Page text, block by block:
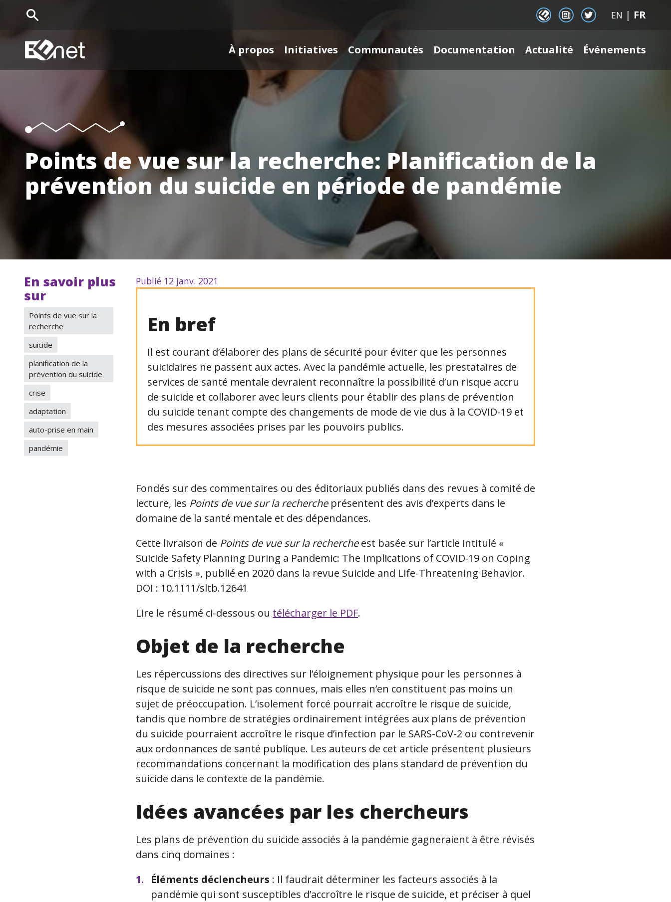
EENet Connect
Newsletter signup
TwitterEN | FR
EENet Home À propos Initiatives Communautés Documentation Actualité Événements
Points de vue sur la recherche: Planification de la
prévention du suicide en période de pandémie
En savoir plus
sur
Points de vue sur la
recherche
suicide
planification de la
prévention du suicide
crise
adaptation
auto-prise en main
pandémie
Publié 12 janv. 2021
En bref
Il est courant d’élaborer des plans de sécurité pour éviter que les personnes
suicidaires ne passent aux actes. Avec la pandémie actuelle, les prestataires de
services de santé mentale devraient reconnaître la possibilité d’un risque accru
de suicide et collaborer avec leurs clients pour établir des plans de prévention
du suicide tenant compte des changements de mode de vie dus à la COVID-19 et
des mesures associées prises par les pouvoirs publics.
Fondés sur des commentaires ou des éditoriaux publiés dans des revues à comité de
lecture, les Points de vue sur la rechercheprésentent des avis d’experts dans le
domaine de la santé mentale et des dépendances.
Cette livraison de Points de vue sur la rechercheest basée sur l’article intitulé «
Suicide Safety Planning During a Pandemic: The Implications of COVID‐19 on Coping
with a Crisis », publié en 2020 dans la revue Suicide and Life-Threatening Behavior.
DOI : 10.1111/sltb.12641
Lire le résumé ci-dessous ou télécharger le PDF.
Objet de la recherche
Les répercussions des directives sur l’éloignement physique pour les personnes à
risque de suicide ne sont pas connues, mais elles n’en constituent pas moins un
sujet de préoccupation. L’isolement forcé pourrait accroître le risque de suicide,
tandis que nombre de stratégies ordinairement intégrées aux plans de prévention
du suicide pourraient accroître le risque d’infection par le SARS-CoV-2 ou contrevenir
aux ordonnances de santé publique. Les auteurs de cet article présentent plusieurs
recommandations concernant la modification des plans standard de prévention du
suicide dans le contexte de la pandémie.
Idées avancées par les chercheurs
Les plans de prévention du suicide associés à la pandémie gagneraient à être révisés
dans cinq domaines :
Éléments déclencheurs : Il faudrait déterminer les facteurs associés à la
pandémie qui sont susceptibles d’accroître le risque de suicide, et préciser à quel